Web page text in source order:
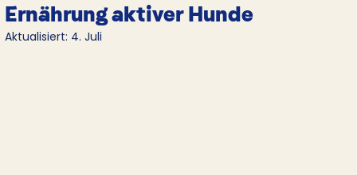
Ernährung aktiver Hunde
Aktualisiert: 4. Juli